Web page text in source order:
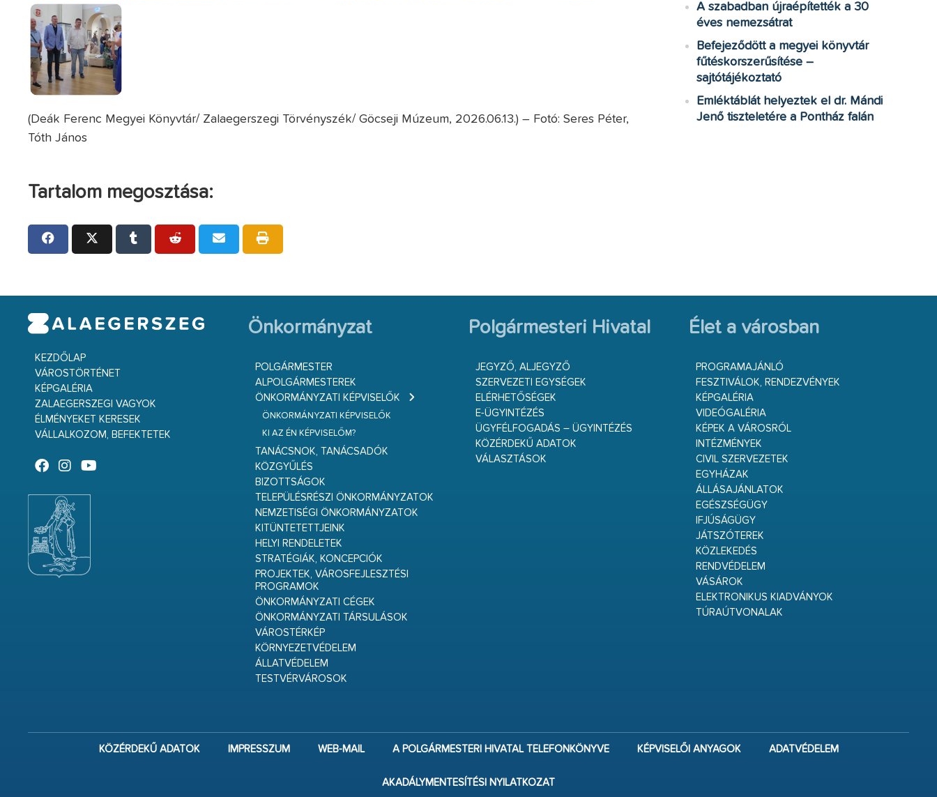
(Deák Ferenc Megyei Könyvtár/ Zalaegerszegi Törvényszék/ Göcseji Múzeum, 2026.06.13.) – Fotó: Seres Péter,
Tóth János
Tartalom megosztása:
A szabadban újraépítették a 30
éves nemezsátrat
Befejeződött a megyei könyvtár
fűtéskorszerűsítése –
sajtótájékoztató
Emléktáblát helyeztek el dr. Mándi
Jenő tiszteletére a Pontház falán
KEZDŐLAP
VÁROSTÖRTÉNET
KÉPGALÉRIA
ZALAEGERSZEGI VAGYOK
ÉLMÉNYEKET KERESEK
VÁLLALKOZOM, BEFEKTETEK
Önkormányzat
POLGÁRMESTER
ALPOLGÁRMESTEREK
ÖNKORMÁNYZATI KÉPVISELŐK
ÖNKORMÁNYZATI KÉPVISELŐK
KI AZ ÉN KÉPVISELŐM?
TANÁCSNOK, TANÁCSADÓK
KÖZGYŰLÉS
BIZOTTSÁGOK
TELEPÜLÉSRÉSZI ÖNKORMÁNYZATOK
NEMZETISÉGI ÖNKORMÁNYZATOK
KITÜNTETETTJEINK
HELYI RENDELETEK
STRATÉGIÁK, KONCEPCIÓK
PROJEKTEK, VÁROSFEJLESZTÉSI
PROGRAMOK
ÖNKORMÁNYZATI CÉGEK
ÖNKORMÁNYZATI TÁRSULÁSOK
VÁROSTÉRKÉP
KÖRNYEZETVÉDELEM
ÁLLATVÉDELEM
TESTVÉRVÁROSOK
Polgármesteri Hivatal
JEGYZŐ, ALJEGYZŐ
SZERVEZETI EGYSÉGEK
ELÉRHETŐSÉGEK
E-ÜGYINTÉZÉS
ÜGYFÉLFOGADÁS – ÜGYINTÉZÉS
KÖZÉRDEKŰ ADATOK
VÁLASZTÁSOK
Élet a városban
PROGRAMAJÁNLÓ
FESZTIVÁLOK, RENDEZVÉNYEK
KÉPGALÉRIA
VIDEÓGALÉRIA
KÉPEK A VÁROSRÓL
INTÉZMÉNYEK
CIVIL SZERVEZETEK
EGYHÁZAK
ÁLLÁSAJÁNLATOK
EGÉSZSÉGÜGY
IFJÚSÁGÜGY
JÁTSZÓTEREK
KÖZLEKEDÉS
RENDVÉDELEM
VÁSÁROK
ELEKTRONIKUS KIADVÁNYOK
TÚRAÚTVONALAK
KÖZÉRDEKŰ ADATOK IMPRESSZUM WEB-MAIL A POLGÁRMESTERI HIVATAL TELEFONKÖNYVE KÉPVISELŐI ANYAGOK ADATVÉDELEM
AKADÁLYMENTESÍTÉSI NYILATKOZAT